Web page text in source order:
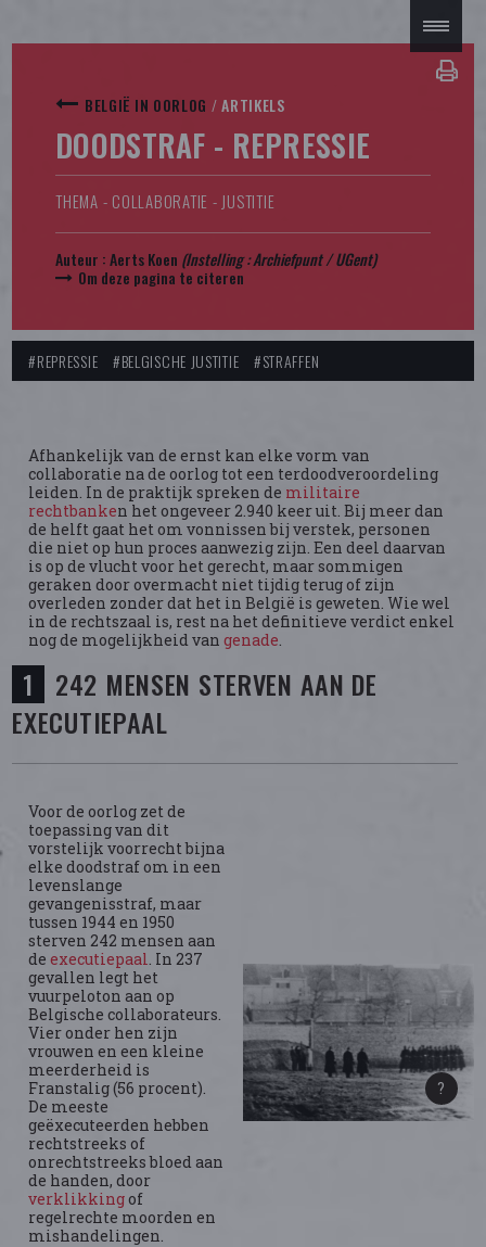
BELGIË IN OORLOG /ARTIKELS
DOODSTRAF - REPRESSIE
THEMA - COLLABORATIE - JUSTITIE
Auteur :Aerts Koen (Instelling : Archiefpunt / UGent)
Om deze pagina te citeren
#REPRESSIE #BELGISCHE JUSTITIE #STRAFFEN
Afhankelijk van de ernst kan elke vorm van
collaboratie na de oorlog tot een terdoodveroordeling
leiden. In de praktijk spreken de militaire
rechtbanken het ongeveer 2.940 keer uit. Bij meer dan
de helft gaat het om vonnissen bij verstek, personen
die niet op hun proces aanwezig zijn. Een deel daarvan
is op de vlucht voor het gerecht, maar sommigen
geraken door overmacht niet tijdig terug of zijn
overleden zonder dat het in België is geweten. Wie wel
in de rechtszaal is, rest na het definitieve verdict enkel
nog de mogelijkheid vangenade.
242 MENSEN STERVEN AAN DE
EXECUTIEPAAL
Voor de oorlog zet de
toepassing van dit
vorstelijk voorrecht bijna
elke doodstraf om in een
levenslange
gevangenisstraf, maar
tussen 1944 en 1950
sterven 242 mensen aan
deexecutiepaal. In 237
gevallen legt het
vuurpeloton aan op
Belgische collaborateurs.
Vier onder hen zijn
vrouwen en een kleine
meerderheid is
Franstalig (56 procent).
De meeste
geëxecuteerden hebben
rechtstreeks of
onrechtstreeks bloed aan
de handen, door
verklikkingof
regelrechte moorden en
mishandelingen.